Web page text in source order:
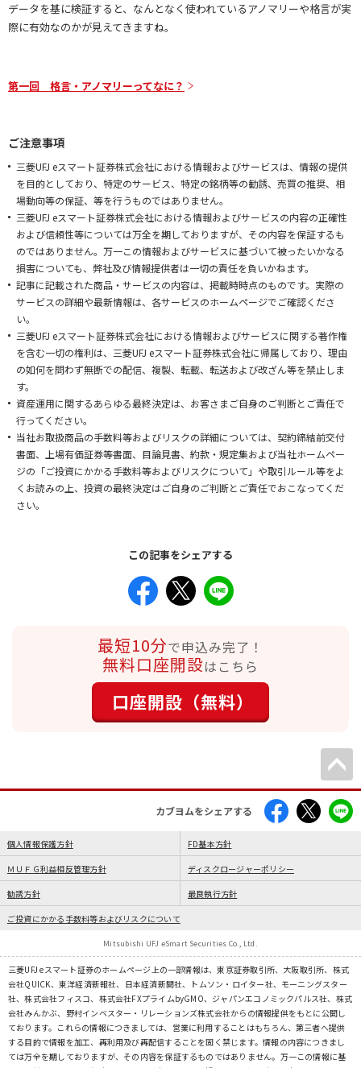
データを基に検証すると、なんとなく使われているアノマリーや格言が実
際に有効なのかが見えてきますね。
第一回 格言・アノマリーってなに？
ご注意事項
三菱UFJ eスマート証券株式会社における情報およびサービスは、情報の提供
を目的としており、特定のサービス、特定の銘柄等の勧誘、売買の推奨、相
場動向等の保証、等を行うものではありません。
三菱UFJ eスマート証券株式会社における情報およびサービスの内容の正確性
および信頼性等については万全を期しておりますが、その内容を保証するも
のではありません。万一この情報およびサービスに基づいて被ったいかなる
損害についても、弊社及び情報提供者は一切の責任を負いかねます。
記事に記載された商品・サービスの内容は、掲載時時点のものです。実際の
サービスの詳細や最新情報は、各サービスのホームページでご確認くださ
い。
三菱UFJ eスマート証券株式会社における情報およびサービスに関する著作権
を含む一切の権利は、三菱UFJ eスマート証券株式会社に帰属しており、理由
の如何を問わず無断での配信、複製、転載、転送および改ざん等を禁止しま
す。
資産運用に関するあらゆる最終決定は、お客さまご自身のご判断とご責任で
行ってください。
当社お取扱商品の手数料等およびリスクの詳細については、契約締結前交付
書面、上場有価証券等書面、目論見書、約款・規定集および当社ホームペー
ジの「ご投資にかかる手数料等およびリスクについて」や取引ルール等をよ
くお読みの上、投資の最終決定はご自身のご判断とご責任でおこなってくだ
さい。
この記事をシェアする
最短10分で申込み完了！
無料口座開設はこちら
口座開設（無料）
カブヨムをシェアする
個人情報保護方針 FD基本方針
ＭＵＦＧ利益相反管理方針 ディスクロージャーポリシー
勧誘方針 最良執行方針
ご投資にかかる手数料等およびリスクについて
Mitsubishi UFJ eSmart Securities Co., Ltd.
三菱UFJ eスマート証券のホームページ上の一部情報は、東京証券取引所、大阪取引所、株式
会社QUICK、東洋経済新報社、日本経済新聞社、トムソン・ロイター社、モーニングスター
社、株式会社フィスコ、株式会社FXプライムbyGMO、ジャパンエコノミックパルス社、株式
会社みんかぶ、野村インベスター・リレーションズ株式会社からの情報提供をもとに公開し
ております。これらの情報につきましては、営業に利用することはもちろん、第三者へ提供
する目的で情報を加工、再利用及び再配信することを固く禁じます。情報の内容につきまし
ては万全を期しておりますが、その内容を保証するものではありません。万一この情報に基